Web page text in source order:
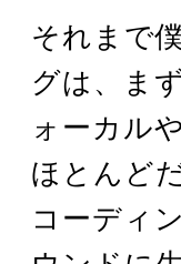
それまで
グは、ま
ォーカル
ほとんど
コーディ